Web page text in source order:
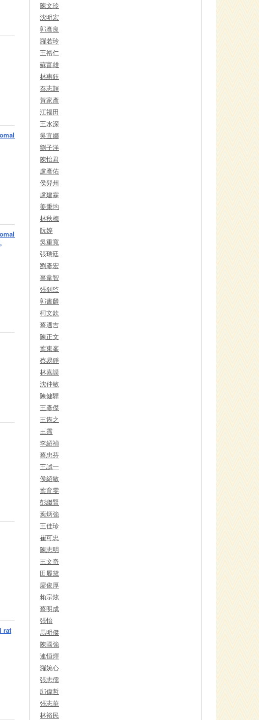
rat
陳文玲
沈明宏
郭彥良
羅若玲
王裕仁
蘇富雄
林惠鈺
秦志輝
黃家彥
江福田
王水深
吳宜娜
劉子洋
陳怡君
盧彥佑
侯羿州
盧建霖
姜秉均
林秋梅
阮婷
吳重寬
張瑞廷
劉彥宏
辜韋智
張釗監
郭書麟
柯文欽
蔡適吉
陳正文
葉東峯
蔡易錚
林嘉謨
沈仲敏
陳健驊
王彥傑
王雋之
王霈
李紹禎
蔡忠芬
王誠一
侯紹敏
葉育雯
彭繼賢
葉炳強
王佳珍
崔可忠
陳志明
王文奇
田履黛
廖俊厚
賴宗炫
蔡明成
張怡
馬明傑
陳國強
連恒煇
羅婉心
張志儒
邱偉哲
張志華
林裕民